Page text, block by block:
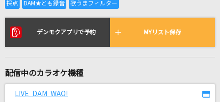
全国りれき
リアルタイムで歌われている曲の一覧
爆裂愛してる
デンモクアプリで予約 MYリスト保存
配信中のカラオケ機種
LIVE DAM WAO!